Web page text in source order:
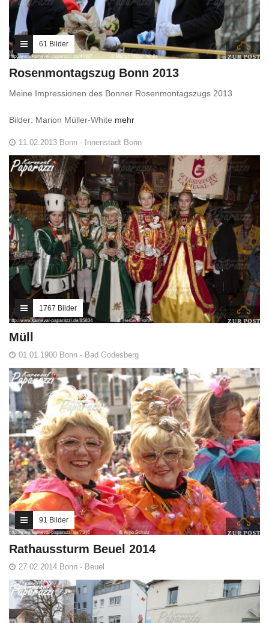
61 Bilder
Rosenmontagszug Bonn 2013
Meine Impressionen des Bonner Rosenmontagszugs 2013
Bilder: Marion Müller-White mehr
11.02.2013 Bonn - Innenstadt Bonn
1767 Bilder
Müll
01.01.1900 Bonn - Bad Godesberg
91 Bilder
Rathaussturm Beuel 2014
27.02.2014 Bonn - Beuel